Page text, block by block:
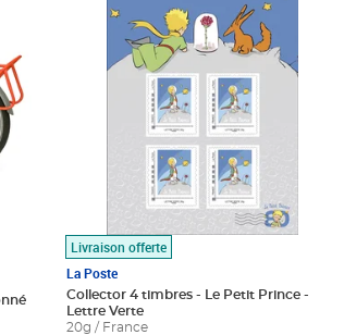
Livraison offerte
La Poste
Collector 4 timbres - Le Petit Prince -
Lettre Verte
20g / France